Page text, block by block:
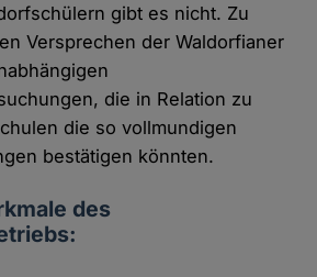
gibt es nicht. Zu
Versprechen der Waldorfianer
die in Relation zu
die so vollmundigen
bestätigen könnten.
des